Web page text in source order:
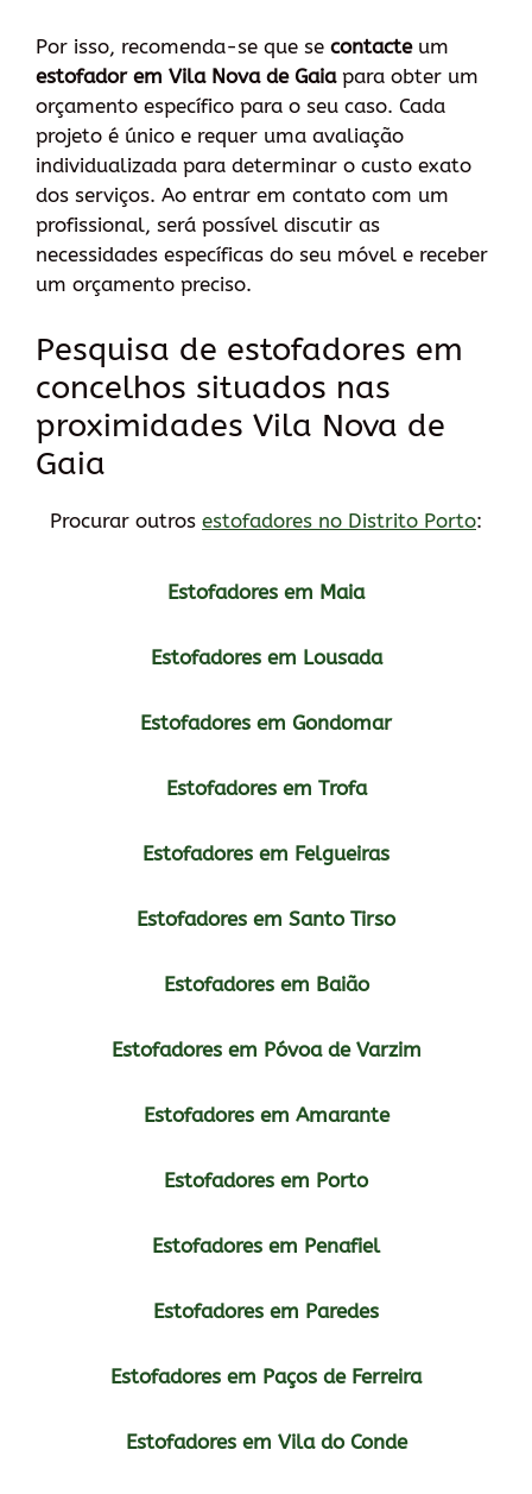
Por isso, recomenda-se que se contacteum
estofador em Vila Nova de Gaiapara obter um
orçamento específico para o seu caso. Cada
projeto é único e requer uma avaliação
individualizada para determinar o custo exato
dos serviços. Ao entrar em contato com um
profissional, será possível discutir as
necessidades específicas do seu móvel e receber
um orçamento preciso.
Pesquisa de estofadores em
concelhos situados nas
proximidades Vila Nova de
Gaia
Procurar outros estofadores no Distrito Porto:
Estofadores em Maia
Estofadores em Lousada
Estofadores em Gondomar
Estofadores em Trofa
Estofadores em Felgueiras
Estofadores em Santo Tirso
Estofadores em Baião
Estofadores em Póvoa de Varzim
Estofadores em Amarante
Estofadores em Porto
Estofadores em Penafiel
Estofadores em Paredes
Estofadores em Paços de Ferreira
Estofadores em Vila do Conde